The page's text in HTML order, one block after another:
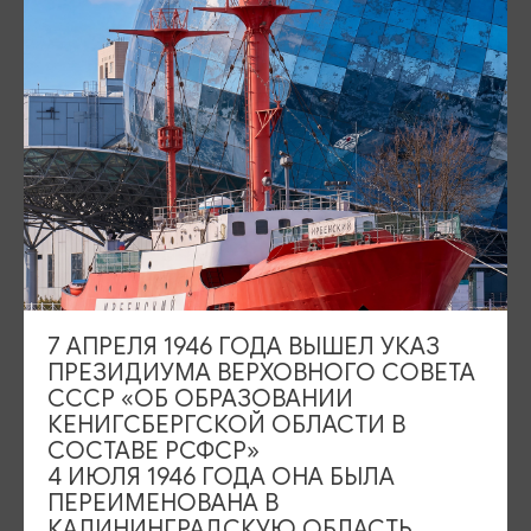
Площадь Победы, 1Откроется в 09:00
ул. Октябрьская, 2/3Откроется в 09:00
События
Туры и экскурсии
Где поесть
Чем заняться
Где остановиться
О путешествии в КО
Туристический центр
Подпишитесь на рассылку
7 АПРЕЛЯ 1946 ГОДА ВЫШЕЛ УКАЗ
ПРЕЗИДИУМА ВЕРХОВНОГО СОВЕТА
СССР «ОБ ОБРАЗОВАНИИ
КЕНИГСБЕРГСКОЙ ОБЛАСТИ В
СОСТАВЕ РСФСР»
4 ИЮЛЯ 1946 ГОДА ОНА БЫЛА
ПЕРЕИМЕНОВАНА В